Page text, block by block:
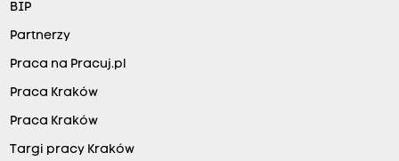
BIP
Partnerzy
Praca na Pracuj.pl
Praca Kraków
Praca Kraków
Targi pracy Kraków